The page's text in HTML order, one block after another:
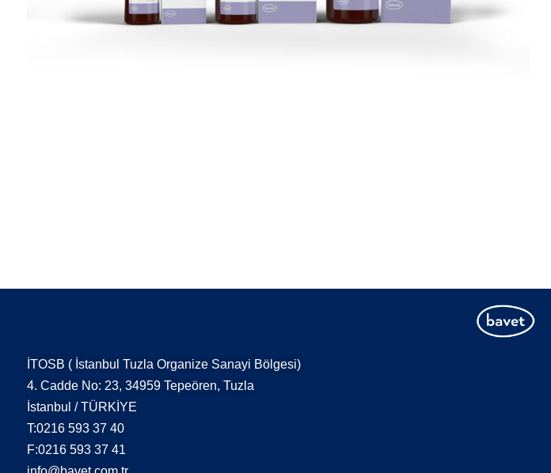
İTOSB ( İstanbul Tuzla Organize Sanayi Bölgesi)
4. Cadde No: 23, 34959 Tepeören, Tuzla
İstanbul / TÜRKİYE
T:0216 593 37 40
F:0216 593 37 41